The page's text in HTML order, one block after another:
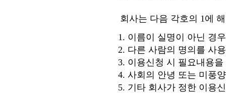
회사는 다음 각호의 1에
이름이 실명이 아닌 경우
다른 사람의 명의를 사
이용신청 시 필요내용
사회의 안녕 또는 미풍
기타 회사가 정한 이용